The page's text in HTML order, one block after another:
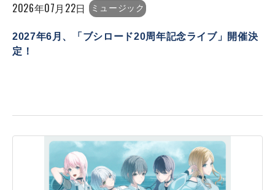
2026年07月22日 ミュージック
2027年6月、「ブシロード20周年記念ライブ」開催決
定！